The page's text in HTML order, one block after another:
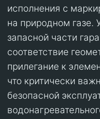
исполнения с
на природном газе.
запасной части
соответствие
прилегание к
что критически
безопасной